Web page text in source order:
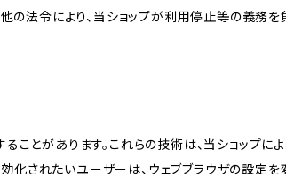
の法令により、当ショップが利用停止等の義務
ことがあります。これらの技術は、当ショップに
されたいユーザーは、ウェブブラウザの設定